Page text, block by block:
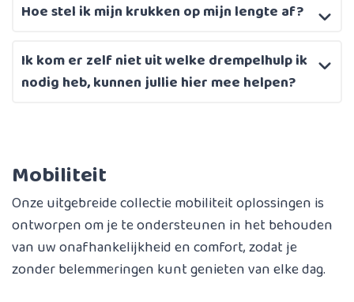
Hoe stel ik mijn krukken op mijn lengte af?
Ik kom er zelf niet uit welke drempelhulp ik
nodig heb, kunnen jullie hier mee helpen?
Mobiliteit
Onze uitgebreide collectie mobiliteit oplossingen is
ontworpen om je te ondersteunen in het behouden
van uw onafhankelijkheid en comfort, zodat je
zonder belemmeringen kunt genieten van elke dag.